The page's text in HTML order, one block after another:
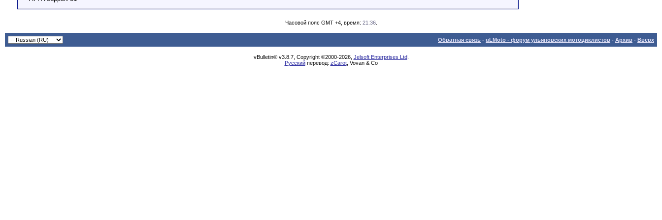
Часовой пояс GMT +4, время: 21:36.
Обратная связь - uLMoto - форум ульяновских мотоциклистов - Архив - Вверх
vBulletin® v3.8.7, Copyright ©2000-2026, Jelsoft Enterprises Ltd.
Русскийперевод: zCarot, Vovan & Co